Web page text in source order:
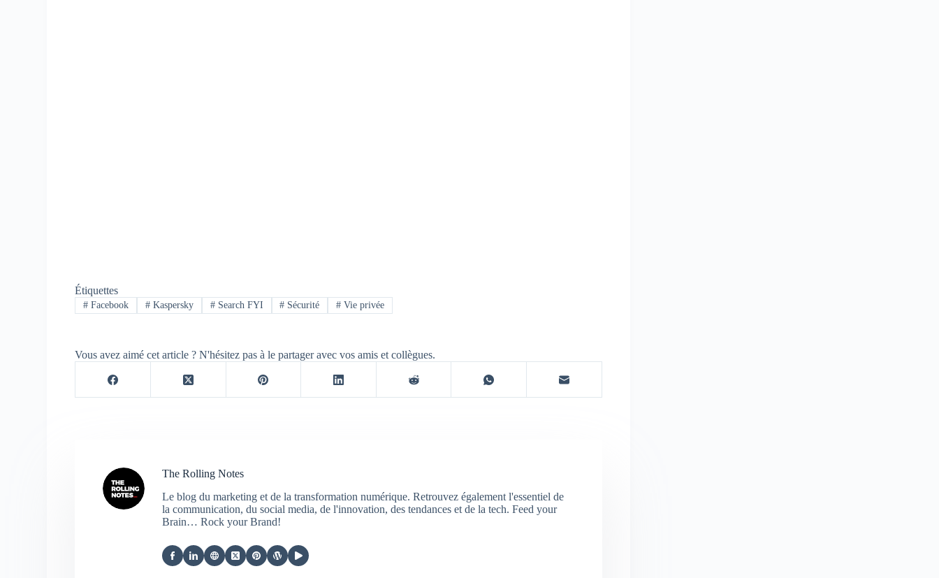
Étiquettes
# Facebook #Kaspersky #Search FYI # Sécurité # Vie privée
Vous avez aimé cet article ? N'hésitez pas à le partager avec vos amis et collègues.
The Rolling Notes
Le blog du marketing et de la transformation numérique. Retrouvez également l'essentiel de
la communication, du social media, de l'innovation, des tendances et de la tech. Feed your
Brain… Rock your Brand!